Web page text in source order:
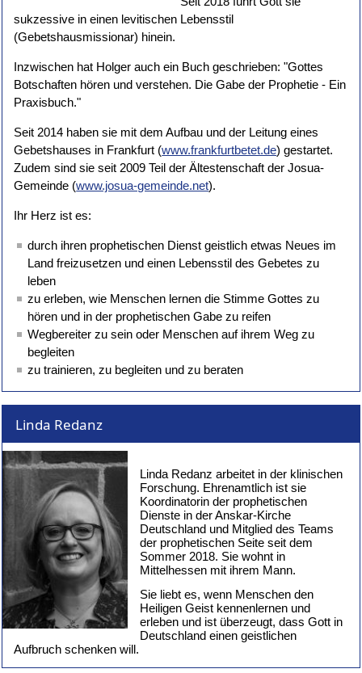
sukzessive in einen levitischen Lebensstil
(Gebetshausmissionar) hinein.
Inzwischen hat Holger auch ein Buch geschrieben: "Gottes
Botschaften hören und verstehen. Die Gabe der Prophetie - Ein
Praxisbuch."
Seit 2014 haben sie mit dem Aufbau und der Leitung eines
Gebetshauses in Frankfurt (www.frankfurtbetet.de) gestartet.
Zudem sind sie seit 2009 Teil der Ältestenschaft der Josua-
Gemeinde (www.josua-gemeinde.net).
Ihr Herz ist es:
durch ihren prophetischen Dienst geistlich etwas Neues im
Land freizusetzen und einen Lebensstil des Gebetes zu
leben
zu erleben, wie Menschen lernen die Stimme Gottes zu
hören und in der prophetischen Gabe zu reifen
Wegbereiter zu sein oder Menschen auf ihrem Weg zu
begleiten
zu trainieren, zu begleiten und zu beraten
Linda Redanz
Linda Redanz arbeitet in der klinischen
Forschung. Ehrenamtlich ist sie
Koordinatorin der prophetischen
Dienste in der Anskar-Kirche
Deutschland und Mitglied des Teams
der prophetischen Seite seit dem
Sommer 2018. Sie wohnt in
Mittelhessen mit ihrem Mann.
Sie liebt es, wenn Menschen den
Heiligen Geist kennenlernen und
erleben und ist überzeugt, dass Gott in
Deutschland einen geistlichen
Aufbruch schenken will.